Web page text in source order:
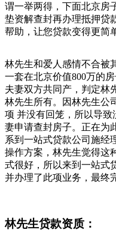
谓一举两得，下面北京房
垫资解查封再办理抵押贷
帮助，让您贷款变得更简
林先生和爱人感情不合被
一套在北京价值800万的
夫妻双方共同产，判定林
林先生所有。因林先生公
项 并没有回笼，所以导
妻申请查封房子。正在为
系到一站式贷款公司施经
操作方案，林先生觉得这
式很好，所以来到一站式
并办理了此项业务，最终
林先生贷款资质：